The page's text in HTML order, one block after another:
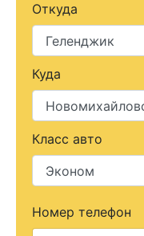
Откуда
Куда
Класс авто
Номер телефон